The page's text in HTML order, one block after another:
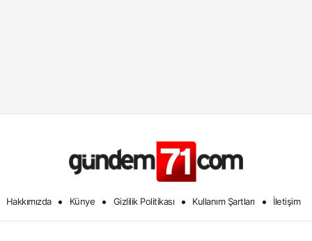
Hakkımızda • Künye • Gizlilik Politikası • Kullanım Şartları • İletişim